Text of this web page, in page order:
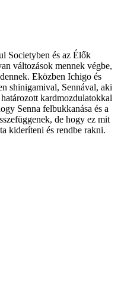
Societyben és az Élők
változások mennek végbe,
Eközben Ichigo és
shinigamival, Sennával, aki
kardmozdulatokkal
Senna felbukkanása és a
de hogy ez mit
kideríteni és rendbe rakni.